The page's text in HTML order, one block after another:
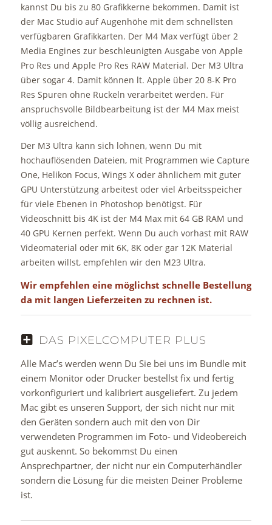
kannst Du bis zu 80 Grafikkerne bekommen. Damit ist
der Mac Studio auf Augenhöhe mit dem schnellsten
verfügbaren Grafikkarten. Der M4 Max verfügt über 2
Media Engines zur beschleunigten Ausgabe von Apple
Pro Res und Apple Pro Res RAW Material. Der M3 Ultra
über sogar 4. Damit können lt. Apple über 20 8-K Pro
Res Spuren ohne Ruckeln verarbeitet werden. Für
anspruchsvolle Bildbearbeitung ist der M4 Max meist
völlig ausreichend.
Der M3 Ultra kann sich lohnen, wenn Du mit
hochauflösenden Dateien, mit Programmen wie Capture
One, Helikon Focus, Wings X oder ähnlichem mit guter
GPU Unterstützung arbeitest oder viel Arbeitsspeicher
für viele Ebenen in Photoshop benötigst. Für
Videoschnitt bis 4K ist der M4 Max mit 64 GB RAM und
40 GPU Kernen perfekt. Wenn Du auch vorhast mit RAW
Videomaterial oder mit 6K, 8K oder gar 12K Material
arbeiten willst, empfehlen wir den M23 Ultra.
Wir empfehlen eine möglichst schnelle Bestellung
da mit langen Lieferzeiten zu rechnen ist.
DAS PIXELCOMPUTER PLUS
Alle Mac’s werden wenn Du Sie bei uns im Bundle mit
einem Monitor oder Drucker bestellst fix und fertig
vorkonfiguriert und kalibriert ausgeliefert. Zu jedem
Mac gibt es unseren Support, der sich nicht nur mit
den Geräten sondern auch mit den von Dir
verwendeten Programmen im Foto- und Videobereich
gut auskennt. So bekommst Du einen
Ansprechpartner, der nicht nur ein Computerhändler
sondern die Lösung für die meisten Deiner Probleme
ist.